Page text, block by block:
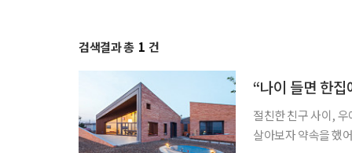
검색결과 총 1 건
“나이 들면 한
절친한 친구 사이,
살아보자 약속을 했